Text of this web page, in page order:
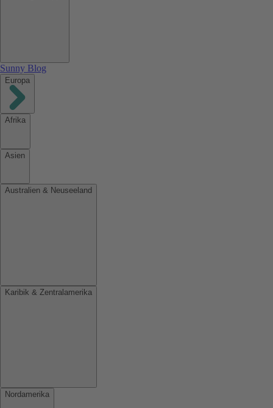
Sunny Blog
Europa
Afrika
Asien
Australien & Neuseeland
Karibik & Zentralamerika
Nordamerika